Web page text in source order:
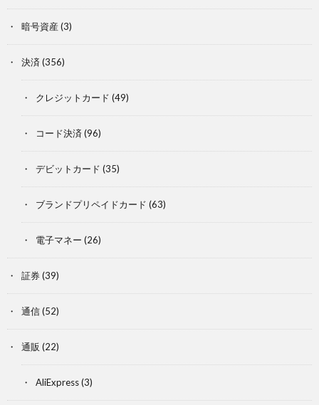
暗号資産 (3)
決済 (356)
クレジットカード (49)
コード決済 (96)
デビットカード (35)
ブランドプリペイドカード (63)
電子マネー (26)
証券(39)
通信(52)
通販 (22)
AliExpress(3)